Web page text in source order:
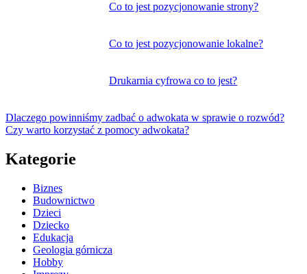
Co to jest pozycjonowanie strony?
Co to jest pozycjonowanie lokalne?
Drukarnia cyfrowa co to jest?
Dlaczego powinniśmy zadbać o adwokata w sprawie o rozwód?
Czy warto korzystać z pomocy adwokata?
Kategorie
Biznes
Budownictwo
Dzieci
Dziecko
Edukacja
Geologia górnicza
Hobby